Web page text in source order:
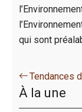
qui sont
Tendances
À la une